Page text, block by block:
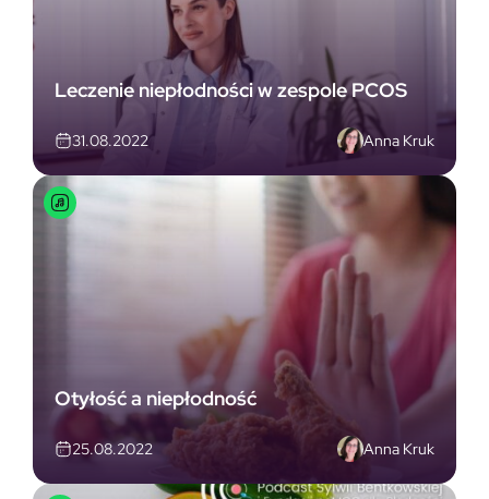
Leczenie niepłodności w zespole PCOS
31.08.2022 Anna Kruk
Otyłość a niepłodność
25.08.2022 Anna Kruk